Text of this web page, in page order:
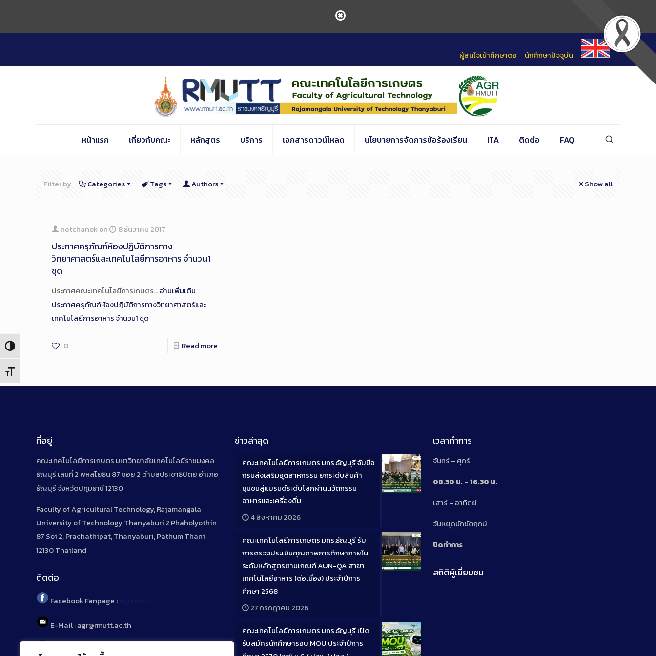
Content
Toggle High Contrast
Toggle Font size
ผู้สนใจเข้าศึกษาต่อ นักศึกษาปัจจุบัน
หน้าแรก เกี่ยวกับคณะ หลักสูตร บริการ เอกสารดาวน์โหลด นโยบายการจัดการข้อร้องเรียน ITA ติดต่อ FAQ
Filter by Categories Tags Authors Show all
netchanokon 8 ธันวาคม 2017
ประกาศครุภัณฑ์ห้องปฏิบัติการทาง
วิทยาศาสตร์และเทคโนโลยีการอาหาร จำนวน1
ชุด
ประกาศคณะเทคโนโลยีการเกษตร…อ่านเพิ่มเติม
ประกาศครุภัณฑ์ห้องปฏิบัติการทางวิทยาศาสตร์และ
เทคโนโลยีการอาหาร จำนวน1 ชุด
0 Read more
ที่อยู่
คณะเทคโนโลยีการเกษตร มหาวิทยาลัยเทคโนโลยีราชมงคล
ธัญบุรี เลขที่ 2 พหลโยธิน 87 ซอย 2 ตำบลประชาธิปัตย์ อำเภอ
ธัญบุรี จังหวัดปทุมธานี 12130
Faculty of Agricultural Technology, Rajamangala
University of Technology Thanyaburi 2 Phaholyothin
87 Soi 2, Prachathipat, Thanyaburi, Pathum Thani
12130 Thailand
ติดต่อ
Facebook Fanpage :
E-Mail : agr@rmutt.ac.th
Tel : 02 592 1955
ข่าวล่าสุด
Long
Description
คณะเทคโนโลยีการเกษตร มทร.ธัญบุรี จับมือ
กรมส่งเสริมอุตสาหกรรม ยกระดับสินค้า
ชุมชนสู่แบรนด์ระดับโลกผ่านนวัตกรรม
อาหารและเครื่องดื่ม
4 สิงหาคม 2026
Long
คณะเทคโนโลยีการเกษตร มทร.ธัญบุรี รับ
การตรวจประเมินคุณภาพการศึกษาภายใน
ระดับหลักสูตรตามเกณฑ์ AUN-QA สาขา
เทคโนโลยีอาหาร (ต่อเนื่อง) ประจำปีการ
ศึกษา 2568
27 กรกฎาคม 2026
คณะเทคโนโลยีการเกษตร มทร.ธัญบุรี เปิด
รับสมัครนักศึกษารอบ MOU ประจำปีการ
เวลาทำการ
จันทร์ – ศุกร์
08.30 น. – 16.30 น.
เสาร์ – อาทิตย์
วันหยุดนักขัตฤกษ์
ปิดทำการ
สถิติผู้เยี่ยมชม